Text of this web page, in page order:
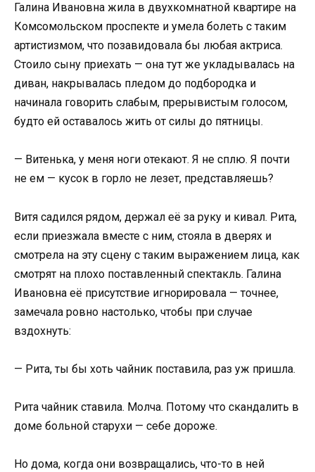
Галина Ивановна жила в двухкомнатной квартире на
Комсомольском проспекте и умела болеть с таким
артистизмом, что позавидовала бы любая актриса.
Стоило сыну приехать — она тут же укладывалась на
диван, накрывалась пледом до подбородка и
начинала говорить слабым, прерывистым голосом,
будто ей оставалось жить от силы до пятницы.
— Витенька, у меня ноги отекают. Я не сплю. Я почти
не ем — кусок в горло не лезет, представляешь?
Витя садился рядом, держал её за руку и кивал. Рита,
если приезжала вместе с ним, стояла в дверях и
смотрела на эту сцену с таким выражением лица, как
смотрят на плохо поставленный спектакль. Галина
Ивановна её присутствие игнорировала — точнее,
замечала ровно настолько, чтобы при случае
вздохнуть:
— Рита, ты бы хоть чайник поставила, раз уж пришла.
Рита чайник ставила. Молча. Потому что скандалить в
доме больной старухи — себе дороже.
Но дома, когда они возвращались, что-то в ней